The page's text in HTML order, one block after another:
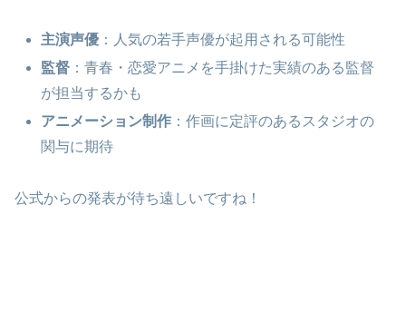
主演声優 ：人気の若手声優が起用される可能性
監督 ：青春・恋愛アニメを手掛けた実績のある監督
が担当するかも
アニメーション制作 ：作画に定評のあるスタジオの
関与に期待
公式からの発表が待ち遠しいですね！